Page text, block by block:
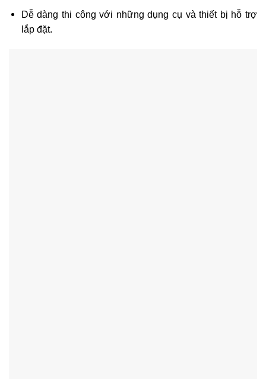
Dễ dàng thi công với những dụng cụ và thiết bị hỗ trợ
lắp đặt.